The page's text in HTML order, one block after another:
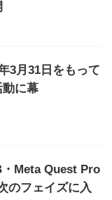
3月31日をもって
動に幕
Meta Quest Pro
のフェイズに入